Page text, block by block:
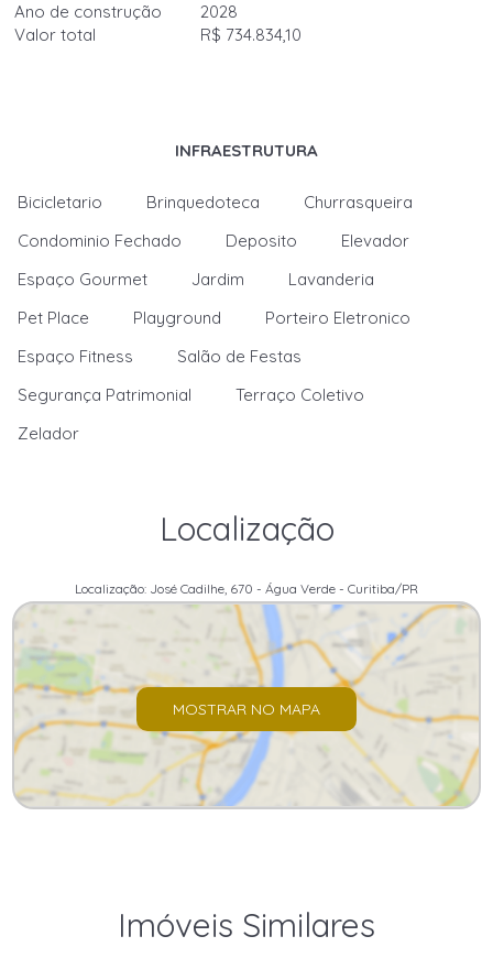
Ano de construção
2028
Valor total
R$ 734.834,10
INFRAESTRUTURA
Bicicletario Brinquedoteca
Churrasqueira
Condominio Fechado
Deposito
Elevador
Espaço Gourmet
Jardim
Lavanderia
Pet Place
Playground
Porteiro Eletronico
Espaço Fitness
Salão de Festas
Segurança Patrimonial
Terraço Coletivo
Zelador
Localização
Localização: José Cadilhe, 670 - Água Verde - Curitiba/PR
MOSTRAR NO MAPA
Imóveis Similares